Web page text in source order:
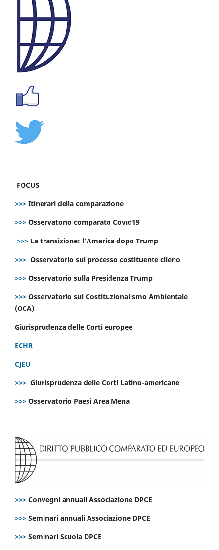
FOCUS
>>> Itinerari della comparazione
>>> Osservatorio comparato Covid19
>>> La transizione: l’America dopo Trump
>>> Osservatorio sul processo costituente cileno
>>> Osservatorio sulla Presidenza Trump
>>> Osservatorio sul Costituzionalismo Ambientale
(OCA)
Giurisprudenza delle Corti europee
ECHR
CJEU
>>> Giurisprudenza delle Corti Latino-americane
>>> Osservatorio Paesi Area Mena
>>> Convegni annuali Associazione DPCE
>>> Seminari annuali Associazione DPCE
>>> Seminari Scuola DPCE